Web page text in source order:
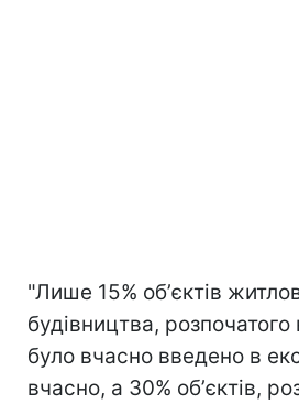
"Лише 15% обʼєктів
будівництва,
було вчасно введено в
вчасно, а 30% обʼєктів,